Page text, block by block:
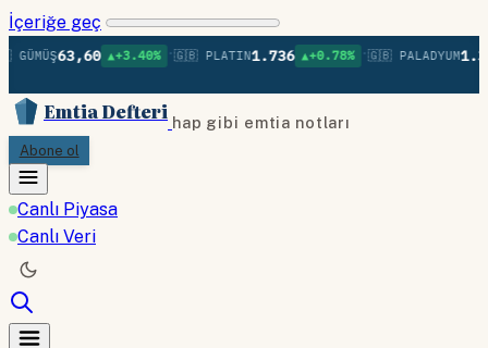
İçeriğe geç
63,60 ▲+3.40% •🇬🇧 PLATIN1.736 ▲+0.78% •🇬🇧 PALADYUM1.379
Emtia Defteri hap gibi emtia notları
Abone ol
Canlı Piyasa
Canlı Veri